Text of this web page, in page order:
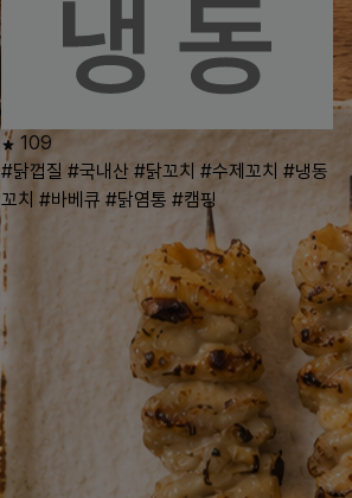
109
#닭껍질 #국내산 #닭꼬치 #수제꼬치 #냉동
꼬치 #바베큐 #닭염통 #캠핑